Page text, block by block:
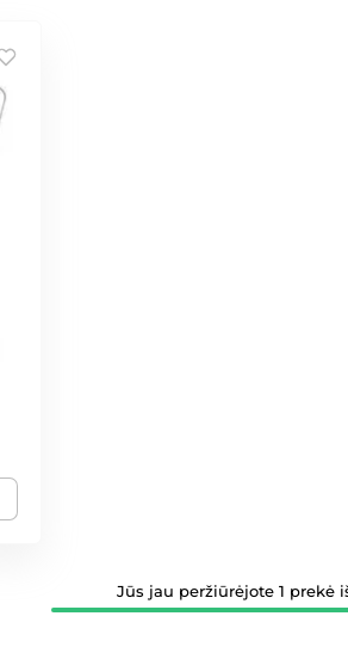
Jūs jau peržiūrėjote 1 prekė